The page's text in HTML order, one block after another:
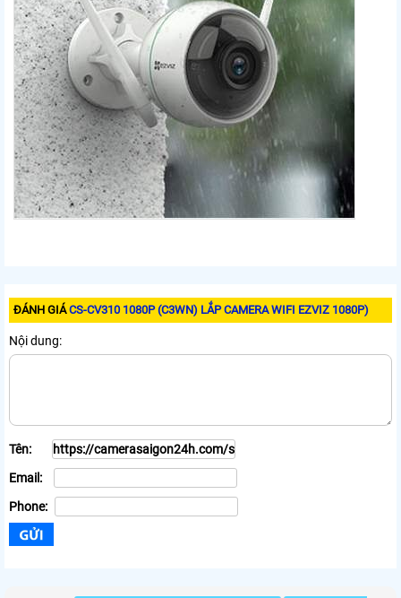
ĐÁNH GIÁCS-CV310 1080P (C3WN) LẮP CAMERA WIFI EZVIZ 1080P)
Nội dung:
Tên:
Email:
Phone: